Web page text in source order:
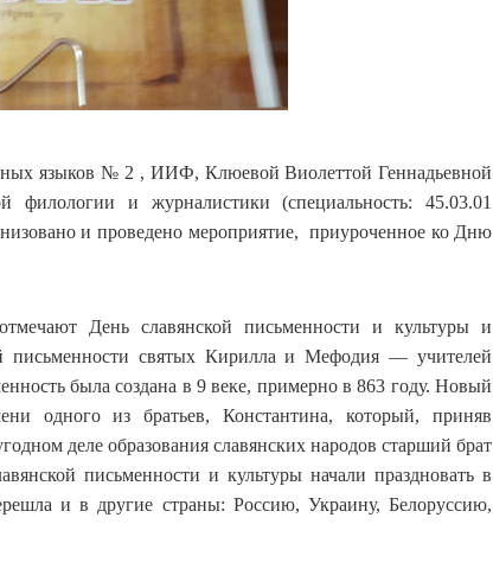
языков № 2 , ИИФ, Клюевой Виолеттой Геннадьевной
филологии и журналистики (специальность: 45.03.01
и проведено мероприятие, приуроченное ко Дню
День славянской письменности и культуры и
письменности святых Кирилла и Мефодия — учителей
была создана в 9 веке, примерно в 863 году. Новый
одного из братьев, Константина, который, приняв
деле образования славянских народов старший брат
письменности и культуры начали праздновать в
и в другие страны: Россию, Украину, Белоруссию,